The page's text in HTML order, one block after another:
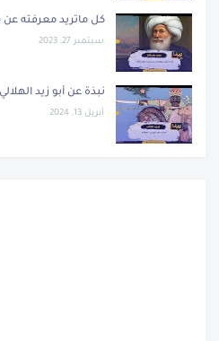
كل ماتريد معرفته
سبتمبر 27, 2023
نبذة عن أبو زيد الهلالي
أبريل 13, 2024